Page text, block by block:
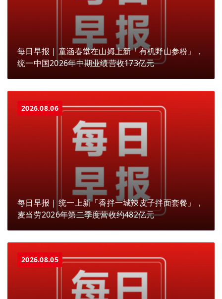
每日早报 | 童涵春堂在山姆上新「有机野山参粉」，
统一中国2026年中期业绩营收173亿元
2026.08.06
每日早报 | 统一上新「香拌一城辣皮子拌面套餐」，
麦当劳2026年第二季度营收约482亿元
2026.08.05